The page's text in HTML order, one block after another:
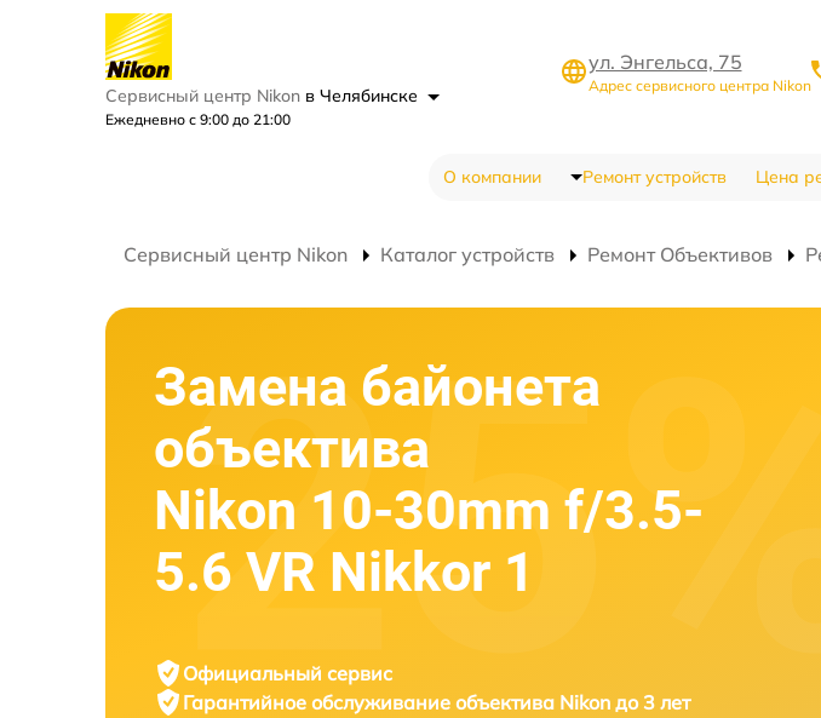
Сервисный центр Nikon в Челябинске
Ежедневно с 9:00 до 21:00
ул. Энгельса, 75
Адрес сервисного центра Nikon
О компании Ремонт устройств Цена
Сервисный центр Nikon Каталог устройств Ремонт Объективов
Замена байонета
объектива
Nikon 10-30mm f/3.5-
5.6 VR Nikkor 1
Официальный сервис
Гарантийное обслуживание объектива Nikon до 3 лет